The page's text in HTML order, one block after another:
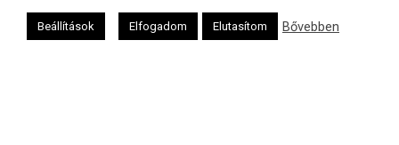
Beállítások Elfogadom Elutasítom Bővebben